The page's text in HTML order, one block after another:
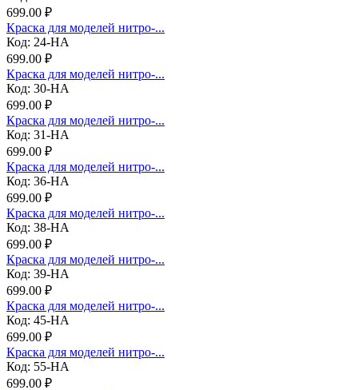
699.00 ₽
Краска для моделей нитро-...
Код: 24-НА
699.00 ₽
Краска для моделей нитро-...
Код: 30-НА
699.00 ₽
Краска для моделей нитро-...
Код: 31-НА
699.00 ₽
Краска для моделей нитро-...
Код: 36-НА
699.00 ₽
Краска для моделей нитро-...
Код: 38-НА
699.00 ₽
Краска для моделей нитро-...
Код: 39-НА
699.00 ₽
Краска для моделей нитро-...
Код: 45-НА
699.00 ₽
Краска для моделей нитро-...
Код: 55-НА
699.00 ₽